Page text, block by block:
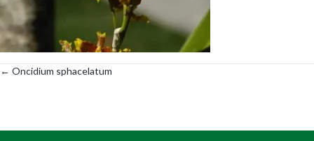
Posts
← Oncidium sphacelatum